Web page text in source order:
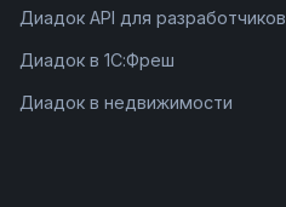
Диадок API для разработчиков
Диадок в 1С:Фреш
Диадок в недвижимости